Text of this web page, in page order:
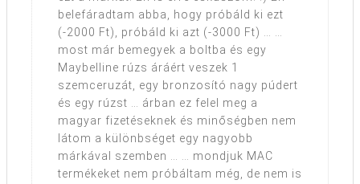
belefáradtam abba, hogy próbáld ki ezt
(-2000 Ft), próbáld ki azt (-3000 Ft) … …
most már bemegyek a boltba és egy
Maybelline rúzs áráért veszek 1
szemceruzát, egy bronzosító nagy púdert
és egy rúzst … árban ez felel meg a
magyar fizetéseknek és minőségben nem
látom a különbséget egy nagyobb
márkával szemben … … mondjuk MAC
termékeket nem próbáltam még, de nem is